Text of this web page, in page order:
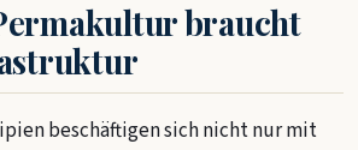
braucht
beschäftigen sich nicht nur mit